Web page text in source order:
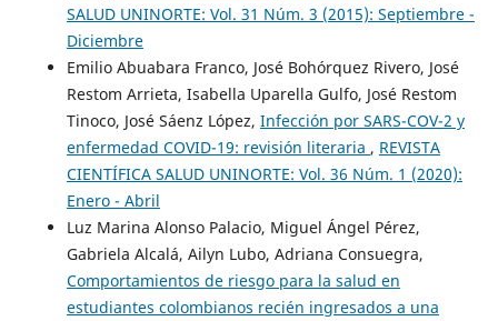
SALUD UNINORTE: Vol. 31 Núm. 3 (2015): Septiembre -
Diciembre
Emilio Abuabara Franco, José Bohórquez Rivero, José
Restom Arrieta, Isabella Uparella Gulfo, José Restom
Tinoco, José Sáenz López, Infección por SARS-COV-2 y
enfermedad COVID-19: revisión literaria , REVISTA
CIENTÍFICA SALUD UNINORTE: Vol. 36 Núm. 1 (2020):
Enero - Abril
Luz Marina Alonso Palacio, Miguel Ángel Pérez,
Gabriela Alcalá, Ailyn Lubo, Adriana Consuegra,
Comportamientos de riesgo para la salud en
estudiantes colombianos recién ingresados a una